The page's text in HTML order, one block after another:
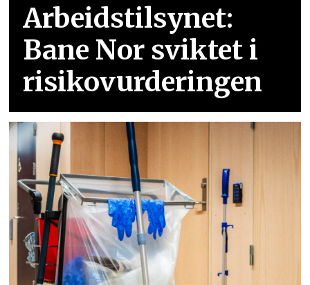
Arbeidstilsynet:
Bane Nor sviktet i
risikovurderingen